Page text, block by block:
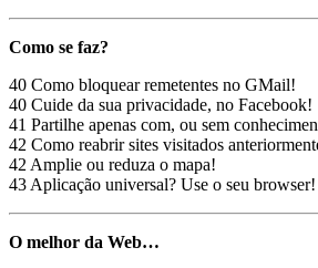
Como se faz?
40 Como bloquear remetentes no GMail!
40 Cuide da sua privacidade, no Facebook!
41 Partilhe apenas com, ou sem
42 Como reabrir sites visitados
42 Amplie ou reduza o mapa!
43 Aplicação universal? Use o seu browser!
O melhor da Web…